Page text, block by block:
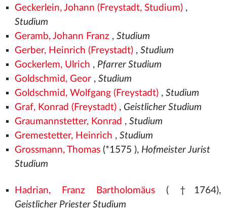
Geckerlein, Johann (Freystadt, Studium),
Studium
Geramb, Johann Franz , Studium
Gerber, Heinrich (Freystadt), Studium
Gockerlem, Ulrich , Pfarrer Studium
Goldschmid, Geor, Studium
Goldschmid, Wolfgang (Freystadt), Studium
Graf, Konrad (Freystadt), Geistlicher Studium
Graumannstetter, Konrad , Studium
Gremestetter, Heinrich , Studium
Grossmann, Thomas(*1575 ), Hofmeister Jurist
Studium
Hadrian, Franz Bartholomäus( †1764),
Geistlicher Priester Studium